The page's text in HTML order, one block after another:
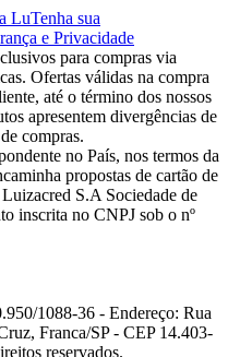
LuTenha sua
e Privacidade
para compras via
Ofertas válidas na compra
até o término dos nossos
apresentem divergências de
compras.
no País, nos termos da
propostas de cartão de
S.A Sociedade de
inscrita no CNPJ sob o nº
1088-36 - Endereço: Rua
Franca/SP - CEP 14.403-
reservados.